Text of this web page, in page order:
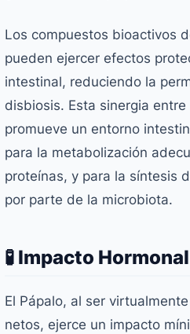
Los compuestos bioactivos
pueden ejercer efectos
intestinal, reduciendo la
disbiosis. Esta sinergia
promueve un entorno
para la metabolización
proteínas, y para la síntesis
por parte de la microbiota.
🧪 Impacto Hormonal
El Pápalo, al ser
netos, ejerce un impacto